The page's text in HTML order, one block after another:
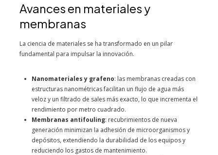
Avances en materiales y
membranas
La ciencia de materiales se ha transformado en un pilar
fundamental para impulsar la innovación.
Nanomateriales y grafeno: las membranas creadas con
estructuras nanométricas facilitan un flujo de agua más
veloz y un filtrado de sales más exacto, lo que incrementa el
rendimiento por metro cuadrado.
Membranas antifouling: recubrimientos de nueva
generación minimizan la adhesión de microorganismos y
depósitos, extendiendo la durabilidad de los equipos y
reduciendo los gastos de mantenimiento.